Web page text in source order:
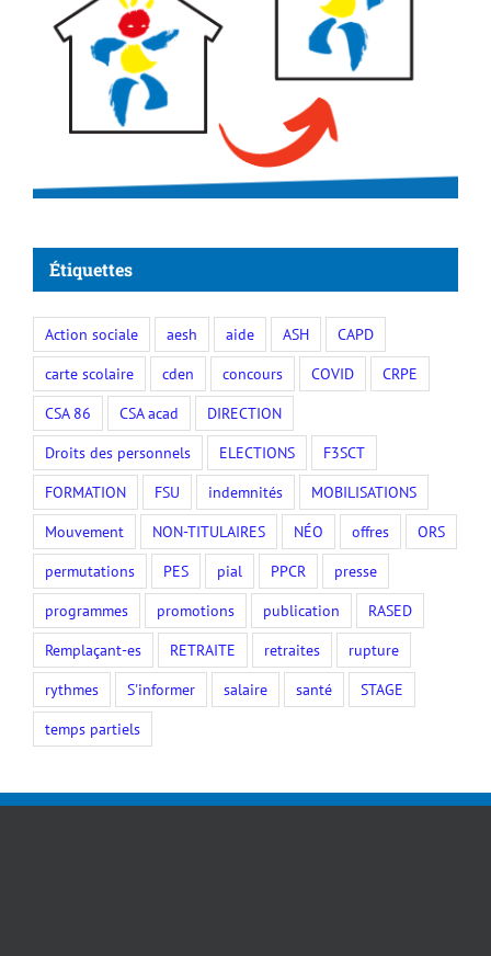
Étiquettes
Action sociale aesh aide ASH
CAPD
carte scolaire
cden concours COVID
CRPE
CSA 86
CSA acad
DIRECTION
Droits des personnels
ELECTIONS
F3SCT
FORMATION
FSU indemnités
MOBILISATIONS
Mouvement
NON-TITULAIRES NÉO offres
ORS
permutations
PES pial PPCR
presse
programmes
promotions publication
RASED
Remplaçant-es
RETRAITE retraites
rupture
rythmes
S'informer salaire santé
STAGE
temps partiels